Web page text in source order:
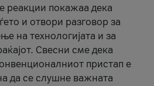
реакции покажаа дека
и отвори разговор за
на технологијата и за
Свесни сме дека
пристап е
да се слушне важната